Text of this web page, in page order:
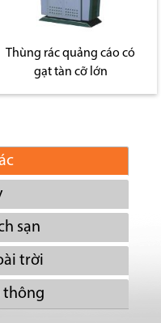
Thùng rác quảng cáo có
gạt tàn cỡ lớn
sạn
trời
thông